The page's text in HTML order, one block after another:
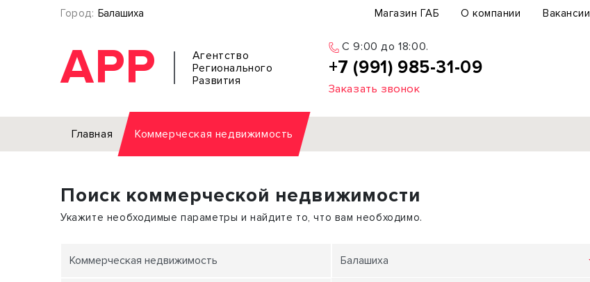
Город: Балашиха Магазин ГАБ О компании Вакансии
АРР
Агентство
Регионального
Развития
C 9:00 до 18:00.
+7 (991) 985-31-09
Заказать звонок
Главная Коммерческая недвижимость
Офис
Торговое помещение
Склад
Земельный участок
Отдельное здание
Бизнес-центр
Поиск коммерческой недвижимости
Укажите необходимые параметры и найдите то, что вам необходимо.
Коммерческая недвижимость Балашиха